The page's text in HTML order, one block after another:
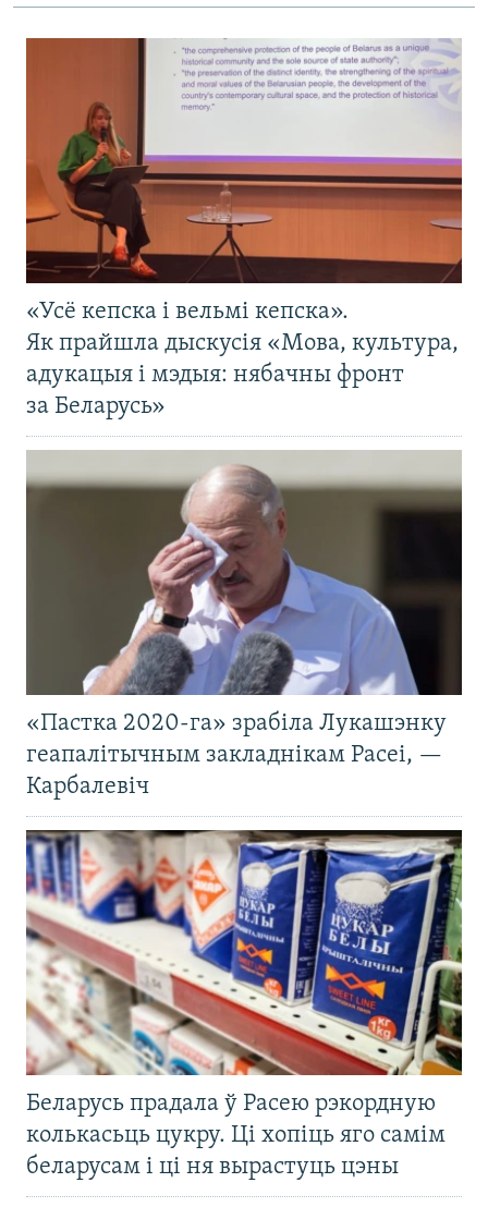
«Усё кепска і вельмі кепска».
Як прайшла дыскусія «Мова, культура,
адукацыя і мэдыя: нябачны фронт
за Беларусь»
«Пастка 2020-га» зрабіла Лукашэнку
геапалітычным закладнікам Расеі, —
Карбалевіч
Беларусь прадала ў Расею рэкордную
колькасьць цукру. Ці хопіць яго самім
беларусам і ці ня вырастуць цэны